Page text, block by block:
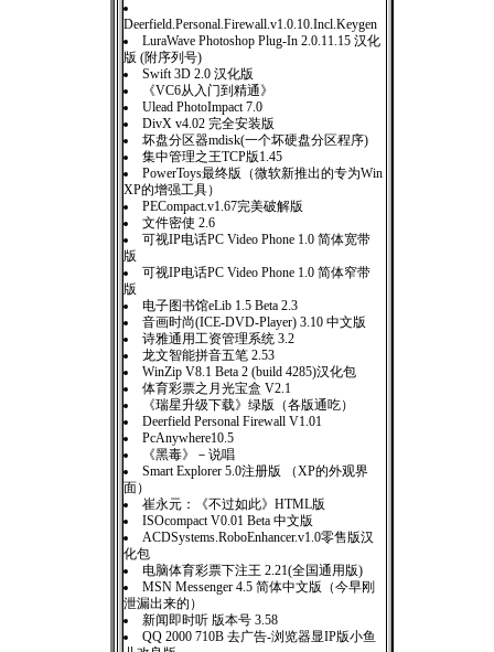
Deerfield.Personal.Firewall.v1.0.10.Incl.Keygen
LuraWave Photoshop Plug-In 2.0.11.15 汉化
版 (附序列号)
Swift 3D 2.0 汉化版
《VC6从入门到精通》
Ulead PhotoImpact 7.0
DivX v4.02 完全安装版
坏盘分区器mdisk(一个坏硬盘分区程序)
集中管理之王TCP版1.45
PowerToys最终版（微软新推出的专为Win
XP的增强工具）
PECompact.v1.67完美破解版
文件密使 2.6
可视IP电话PC Video Phone 1.0 简体宽带
版
可视IP电话PC Video Phone 1.0 简体窄带
版
电子图书馆eLib 1.5 Beta 2.3
音画时尚(ICE-DVD-Player) 3.10 中文版
诗雅通用工资管理系统 3.2
龙文智能拼音五笔 2.53
WinZip V8.1 Beta 2 (build 4285)汉化包
体育彩票之月光宝盒 V2.1
《瑞星升级下载》绿版（各版通吃）
Deerfield Personal Firewall V1.01
PcAnywhere10.5
《黑毒》－说唱
Smart Explorer 5.0注册版 （XP的外观界
面）
崔永元：《不过如此》HTML版
ISOcompact V0.01 Beta 中文版
ACDSystems.RoboEnhancer.v1.0零售版汉
化包
电脑体育彩票下注王 2.21(全国通用版)
MSN Messenger 4.5 简体中文版（今早刚
泄漏出来的）
新闻即时听 版本号 3.58
QQ 2000 710B 去广告-浏览器显IP版小鱼